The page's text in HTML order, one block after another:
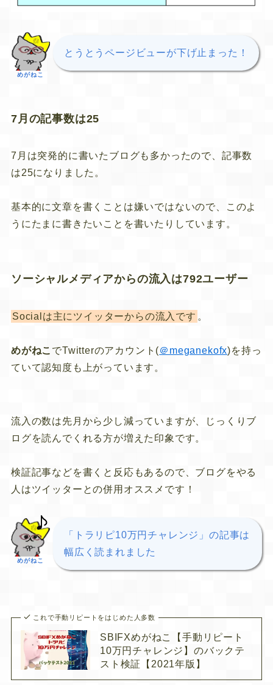
めがねこ
とうとうページビューが下げ止まった！
7月の記事数は25
7月は突発的に書いたブログも多かったので、記事数
は25になりました。
基本的に文章を書くことは嫌いではないので、このよ
うにたまに書きたいことを書いたりしています。
ソーシャルメディアからの流入は792ユーザー
Socialは主にツイッターからの流入です 。
めがねこ でTwitterのアカウント(＠meganekofx)を持っ
ていて認知度も上がっています。
流入の数は先月から少し減っていますが、じっくりブ
ログを読んでくれる方が増えた印象です。
検証記事などを書くと反応もあるので、ブログをやる
人はツイッターとの併用オススメです！
めがねこ
「トラリピ10万円チャレンジ」の記事は
幅広く読まれました
これで手動リピートをはじめた人多数
SBIFXめがねこ【手動リピート
10万円チャレンジ】のバックテ
スト検証【2021年版】